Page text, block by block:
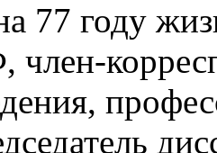
77 году
член-